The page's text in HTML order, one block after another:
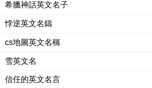
希臘神話英文名子
悖逆英文名鑄
cs地圖英文名稱
雪英文名
信任的英文名言